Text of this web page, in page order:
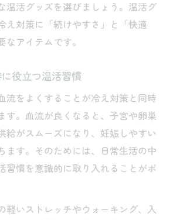
温活グッズを選びましょう。温活グ
え対策に「続けやすさ」と「快適
なアイテムです。
役立つ温活習慣
流をよくすることが冷え対策と同時
す。血流が良くなると、子宮や卵巣
給がスムーズになり、妊娠しやすい
ます。そのためには、日常生活の中
習慣を意識的に取り入れることがポ
軽いストレッチやウォーキング、入